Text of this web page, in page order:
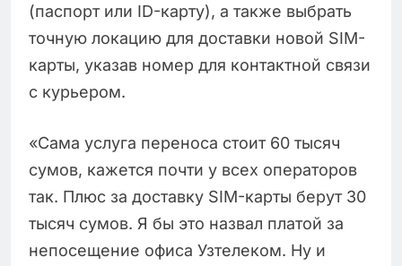
(паспорт или ID-карту), а также выбрать
точную локацию для доставки новой SIM-
карты, указав номер для контактной связи
с курьером.
«Сама услуга переноса стоит 60 тысяч
сумов, кажется почти у всех операторов
так. Плюс за доставку SIM-карты берут 30
тысяч сумов. Я бы это назвал платой за
непосещение офиса Узтелеком. Ну и